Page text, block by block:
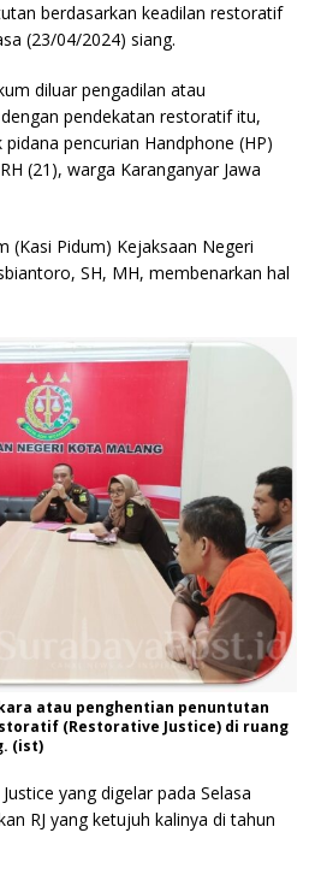
berdasarkan keadilan restoratif
(23/04/2024) siang.
diluar pengadilan atau
pendekatan restoratif itu,
pencurian Handphone (HP)
(21), warga Karanganyar Jawa
(Kasi Pidum) Kejaksaan Negeri
SH, MH, membenarkan hal
atau penghentian penuntutan
(Restorative Justice) di ruang
(ist)
yang digelar pada Selasa
RJ yang ketujuh kalinya di tahun